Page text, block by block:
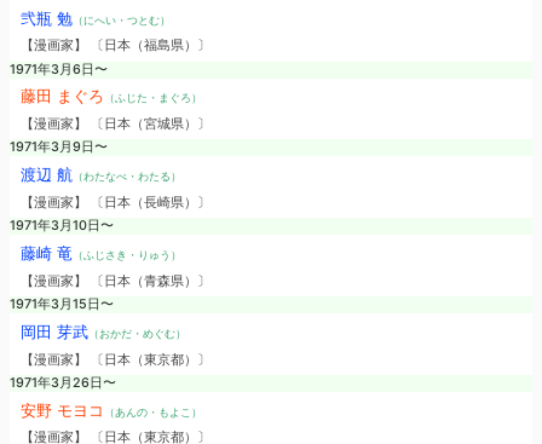
弐瓶 勉（にへい・つとむ）
【漫画家】 〔日本（福島県）〕
1971年3月6日〜
藤田 まぐろ （ふじた・まぐろ）
【漫画家】 〔日本（宮城県）〕
1971年3月9日〜
渡辺 航 （わたなべ・わたる）
【漫画家】 〔日本（長崎県）〕
1971年3月10日〜
藤崎 竜 （ふじさき・りゅう）
【漫画家】 〔日本（青森県）〕
1971年3月15日〜
岡田 芽武（おかだ・めぐむ）
【漫画家】 〔日本（東京都）〕
1971年3月26日〜
安野 モヨコ （あんの・もよこ）
【漫画家】 〔日本（東京都）〕